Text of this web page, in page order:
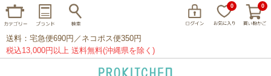
0 0
送料：宅急便690円／ネコポス便350円
税込13,000円以上 送料無料(沖縄県を除く)